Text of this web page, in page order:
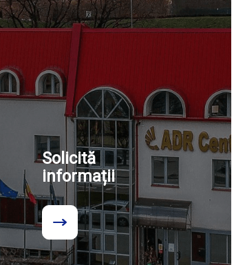
Solicită
informații